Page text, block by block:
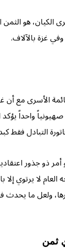
غزة بالآلاف.
مع أن
صهيونياً واحداً
التبادل
أمر ذو جذور
العام لا يرتوي
المصريين في ٦٧،
ثمن